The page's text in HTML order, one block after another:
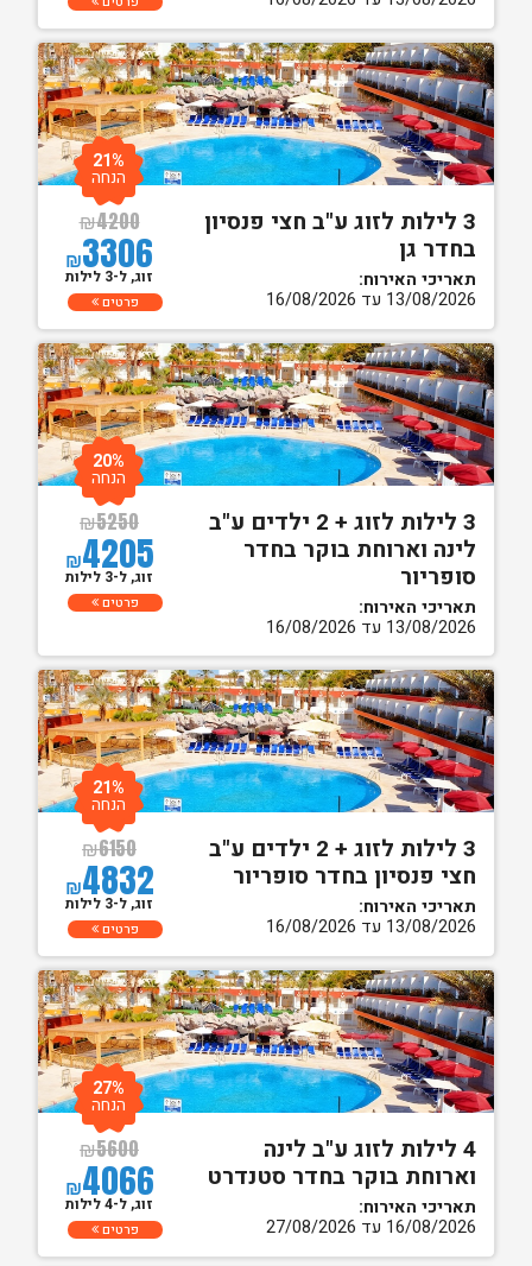
3 לילות לזוג ע"ב חצי פנסיון
בחדר גן
תאריכי האירוח:
13/08/2026 עד 16/08/2026
₪4200
₪3306
21%
הנחה
זוג, ל-3 לילות
פרטים
3 לילות לזוג + 2 ילדים ע"ב
לינה וארוחת בוקר בחדר
סופריור
תאריכי האירוח:
13/08/2026 עד 16/08/2026
₪5250
₪4205
20%
הנחה
זוג, ל-3 לילות
פרטים
3 לילות לזוג + 2 ילדים ע"ב
חצי פנסיון בחדר סופריור
תאריכי האירוח:
13/08/2026 עד 16/08/2026
₪6150
₪4832
21%
הנחה
זוג, ל-3 לילות
פרטים
4 לילות לזוג ע"ב לינה
וארוחת בוקר בחדר סטנדרט
תאריכי האירוח:
16/08/2026 עד 27/08/2026
₪5600
₪4066
27%
הנחה
זוג, ל-4 לילות
פרטים